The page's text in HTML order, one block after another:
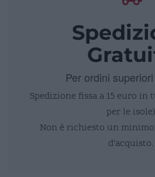
Per ordini
Spedizione fissa a 15 euro
per le isole)
Non è richiesto un minimo
d’acquisto.